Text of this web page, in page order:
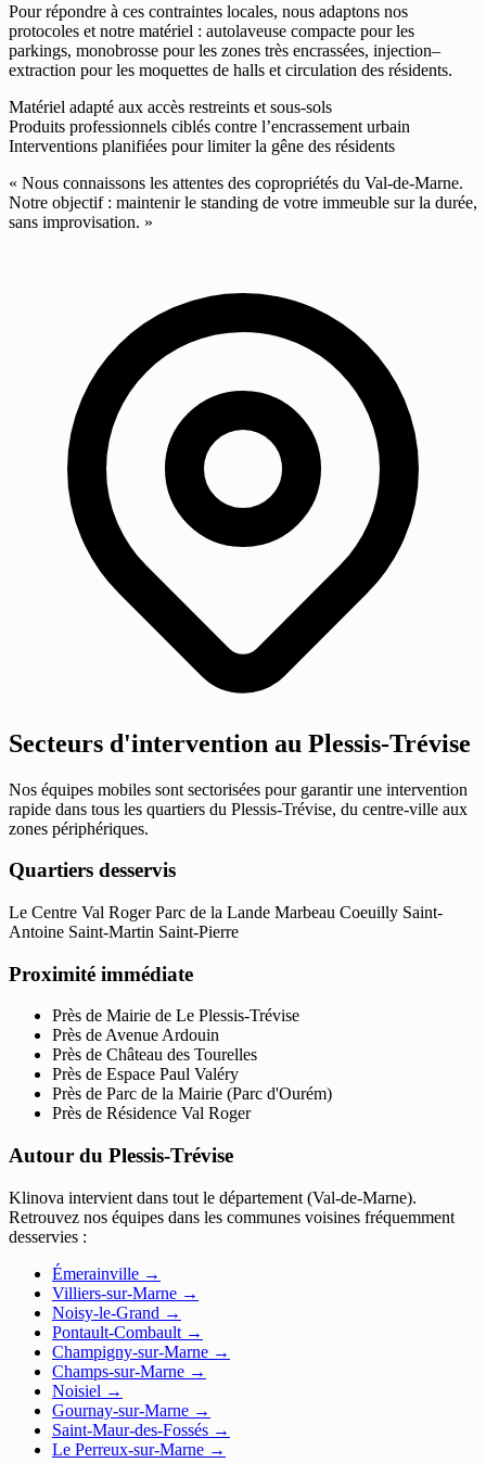
Pour répondre à ces contraintes locales, nous adaptons nos
protocoles et notre matériel : autolaveuse compacte pour les
parkings, monobrosse pour les zones très encrassées, injection–
extraction pour les moquettes de halls et circulation des résidents.
Matériel adapté aux accès restreints et sous-sols
Produits professionnels ciblés contre l’encrassement urbain
Interventions planifiées pour limiter la gêne des résidents
« Nous connaissons les attentes des copropriétés du Val-de-Marne.
Notre objectif : maintenir le standing de votre immeuble sur la durée,
sans improvisation. »
Secteurs d'intervention au Plessis-Trévise
Nos équipes mobiles sont sectorisées pour garantir une intervention
rapide dans tous les quartiers du Plessis-Trévise, du centre-ville aux
zones périphériques.
Quartiers desservis
Le Centre Val RogerParc de la Lande Marbeau Coeuilly Saint-
Antoine Saint-Martin Saint-Pierre
Proximité immédiate
Près de Mairie de Le Plessis-Trévise
Près de Avenue Ardouin
Près de Château des Tourelles
Près de Espace Paul Valéry
Près de Parc de la Mairie (Parc d'Ourém)
Près de Résidence Val Roger
Autour du Plessis-Trévise
Klinova intervient dans tout le département (Val-de-Marne).
Retrouvez nos équipes dans les communes voisines fréquemment
desservies :
Émerainville →
Villiers-sur-Marne →
Noisy-le-Grand →
Pontault-Combault →
Champigny-sur-Marne →
Champs-sur-Marne →
Noisiel →
Gournay-sur-Marne →
Saint-Maur-des-Fossés →
Le Perreux-sur-Marne →